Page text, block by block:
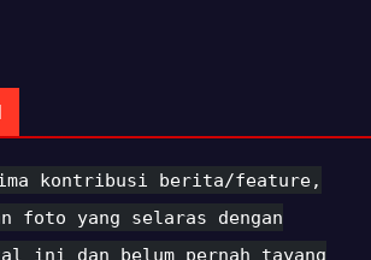
kontribusi berita/feature,
foto yang selaras dengan
ini dan belum pernah tayang